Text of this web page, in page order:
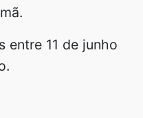
entre 11 de junho